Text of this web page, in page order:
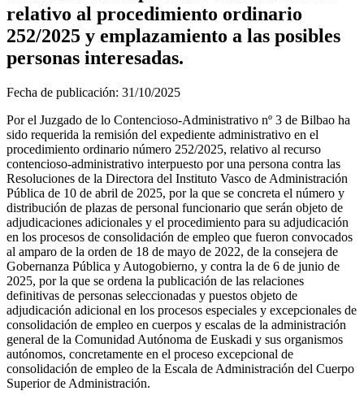
relativo al procedimiento ordinario
252/2025 y emplazamiento a las posibles
personas interesadas.
Fecha de publicación: 31/10/2025
Por el Juzgado de lo Contencioso-Administrativo nº 3 de Bilbao ha
sido requerida la remisión del expediente administrativo en el
procedimiento ordinario número 252/2025, relativo al recurso
contencioso-administrativo interpuesto por una persona contra las
Resoluciones de la Directora del Instituto Vasco de Administración
Pública de 10 de abril de 2025, por la que se concreta el número y
distribución de plazas de personal funcionario que serán objeto de
adjudicaciones adicionales y el procedimiento para su adjudicación
en los procesos de consolidación de empleo que fueron convocados
al amparo de la orden de 18 de mayo de 2022, de la consejera de
Gobernanza Pública y Autogobierno, y contra la de 6 de junio de
2025, por la que se ordena la publicación de las relaciones
definitivas de personas seleccionadas y puestos objeto de
adjudicación adicional en los procesos especiales y excepcionales de
consolidación de empleo en cuerpos y escalas de la administración
general de la Comunidad Autónoma de Euskadi y sus organismos
autónomos, concretamente en el proceso excepcional de
consolidación de empleo de la Escala de Administración del Cuerpo
Superior de Administración.